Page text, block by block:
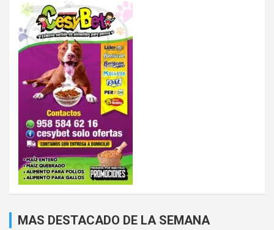
MAS DESTACADO DE LA SEMANA